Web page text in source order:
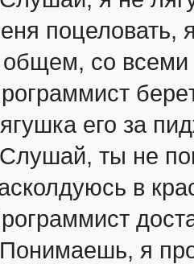
поцеловать,
общем, со
его за
ты не
в
я